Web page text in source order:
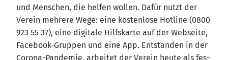
und Men­schen, die hel­fen wol­len. Dafür nutzt der
Ver­ein meh­re­re Wege: eine kos­ten­lo­se Hot­line (0800
923 55 37), eine digi­ta­le Hilfs­kar­te auf der Web­sei­te,
Face­book-Grup­pen und eine App. Ent­stan­den in der
Coro­na-Pan­de­mie, arbei­tet der Ver­ein heu­te als fes­